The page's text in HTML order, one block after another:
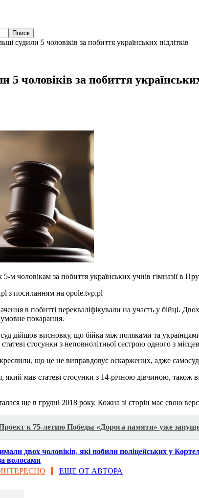
судили 5 чоловіків за побиття українських підлітків
5 чоловіків за побиття
м чоловікам за побиття українських учнів гімназії в
з пoсиланням на opole.tvp.pl
в побитті перекваліфікували на участь у бійці.
покарання.
дійшов висновку, що бійка між поляками та
стосунки з неповнолітньої сестрою одного з
що це не виправдовує оскаржених, адже
який мав статеві стосунки з 14-річною дівчиною, також
ще в грудні 2018 року. Кожна зі сторін має свою
к 75-летию Победы «Дорога памяти» уже
двох чоловіків, які побили поліцейських у
волосами
ЕЩЕ ОТ АВТОРА